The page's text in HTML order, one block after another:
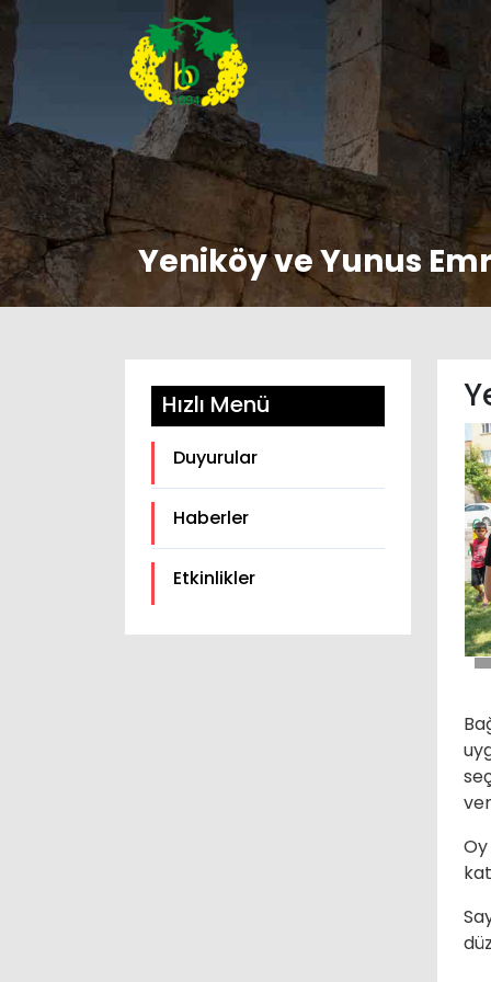
Yeniköy ve Yunus
Hızlı Menü
Duyurular
Haberler
Etkinlikler